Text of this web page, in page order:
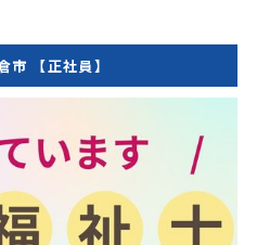
市 【正社員】